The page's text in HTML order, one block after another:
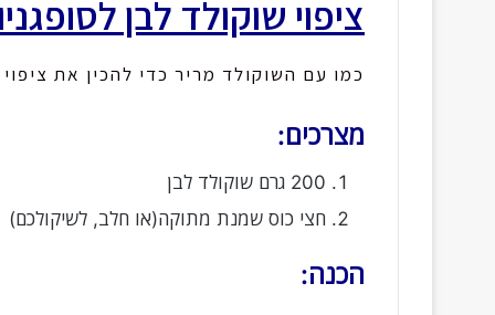
ציפוי שוקולד לבן
כמו עם השוקולד מריר כדי להכין את
מצרכים:
200 גרם שוקולד לבן
חצי כוס שמנת מתוקה(או חלב, לשיקולכם)
הכנה: